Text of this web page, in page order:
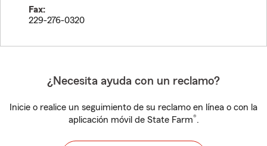
Fax:
229-276-0320
¿Necesita ayuda con un reclamo?
Inicie o realice un seguimiento de su reclamo en línea o con la
aplicación móvil de State Farm®.